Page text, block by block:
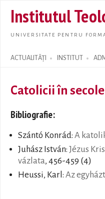
Institutul
UNIVERSITATE PENTRU
ACTUALITĂȚI INSTITUT
Search form
Catolicii în
Bibliografie:
Szántó Konrád: A
Juhász István: Jézus
vázlata, 456-459 (4)
Heussi, Karl: Az